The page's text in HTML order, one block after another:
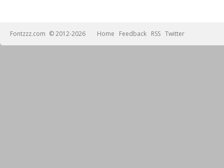
Fontzzz.com © 2012-2026 Home Feedback RSS Twitter